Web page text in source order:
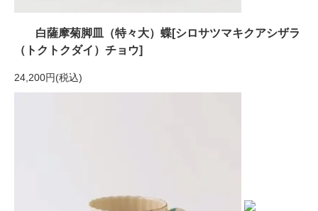
白薩摩菊脚皿（特々大）蝶[シロサツマキクアシザラ
（トクトクダイ）チョウ]
24,200円(税込)